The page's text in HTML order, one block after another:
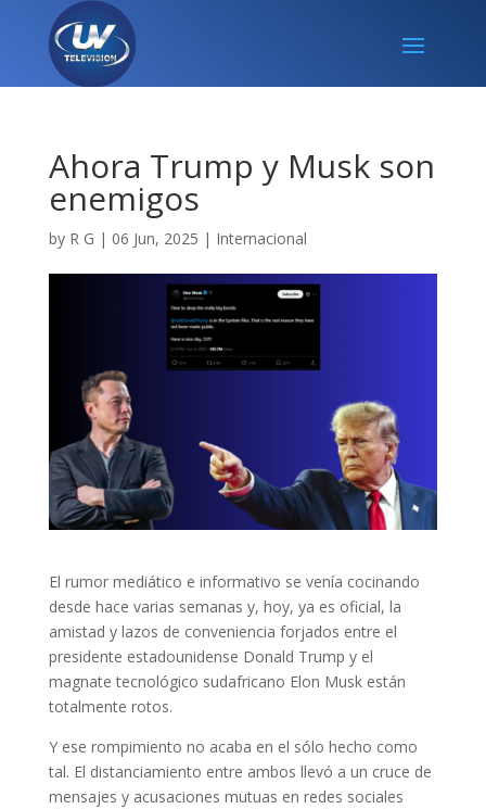
Ahora Trump y Musk son
enemigos
by R G | 06 Jun, 2025 | Internacional
El rumor mediático e informativo se venía cocinando
desde hace varias semanas y, hoy, ya es oficial, la
amistad y lazos de conveniencia forjados entre el
presidente estadounidense Donald Trump y el
magnate tecnológico sudafricano Elon Musk están
totalmente rotos.
Y ese rompimiento no acaba en el sólo hecho como
tal. El distanciamiento entre ambos llevó a un cruce de
mensajes y acusaciones mutuas en redes sociales